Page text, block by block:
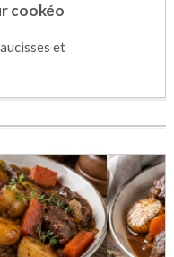
cookéo
et